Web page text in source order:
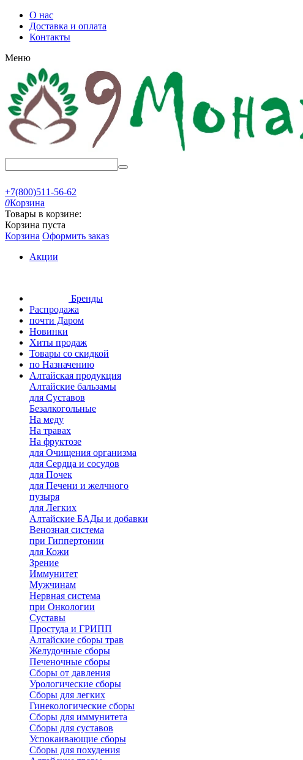
О нас
Доставка и оплата
Контакты
Меню
+7(800)511-56-62
0Корзина
Товары в корзине:
Корзина пуста
Корзина Оформить заказ
Акции
Бренды
Распродажа
почти Даром
Новинки
Хиты продаж
Товары со скидкой
по Назначению
Алтайская продукция
Алтайские бальзамы
для Суставов
Безалкогольные
На меду
На травах
На фруктозе
для Очищения организма
для Сердца и сосудов
для Почек
для Печени и желчного
пузыря
для Легких
Алтайские БАДы и добавки
Венозная система
при Гиппертонии
для Кожи
Зрение
Иммунитет
Мужчинам
Нервная система
при Онкологии
Суставы
Простуда и ГРИПП
Алтайские сборы трав
Желудочные сборы
Печеночные сборы
Сборы от давления
Урологические сборы
Сборы для легких
Гинекологические сборы
Сборы для иммунитета
Сборы для суставов
Успокаивающие сборы
Сборы для похудения